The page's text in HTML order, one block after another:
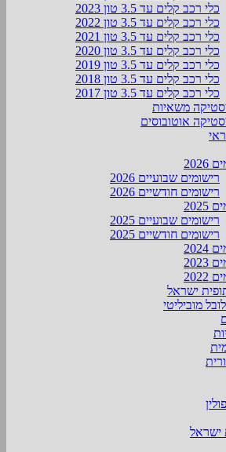
כלי רכב קלים עד 3.5 טון 2023
כלי רכב קלים עד 3.5 טון 2022
כלי רכב קלים עד 3.5 טון 2021
כלי רכב קלים עד 3.5 טון 2020
כלי רכב קלים עד 3.5 טון 2019
כלי רכב קלים עד 3.5 טון 2018
כלי רכב קלים עד 3.5 טון 2017
משאיות
אוטובוסים
רישומים שבועיים 2026
רישומים חודשיים 2026
רישומים שבועיים 2025
רישומים חודשיים 2025
ישראל
מוביליטי
ישראל